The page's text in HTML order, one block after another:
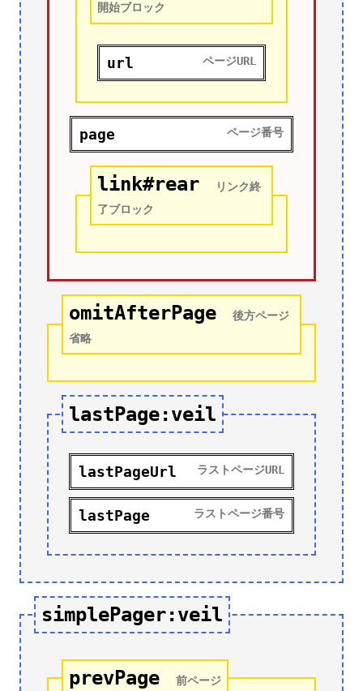
開始ブロック
url ページURL
page ページ番号
link#rear
リンク終
了ブロック
omitAfterPage
後方ページ
省略
lastPage:veil
lastPageUrl ラストページURL
lastPage ラストページ番号
simplePager:veil
prevPage 前ページ